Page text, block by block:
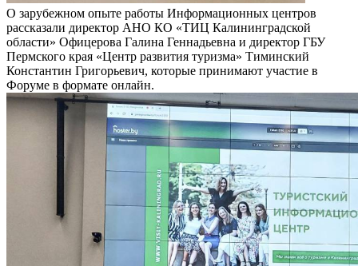
О зарубежном опыте работы Информационных центров
рассказали директор АНО КО «ТИЦ Калининградской
области» Офицерова Галина Геннадьевна и директор ГБУ
Пермского края «Центр развития туризма» Тиминский
Константин Григорьевич, которые принимают участие в
Форуме в формате онлайн.